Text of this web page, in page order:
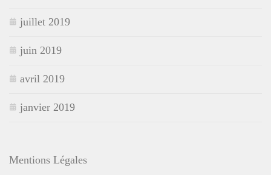
juillet 2019
juin 2019
avril 2019
janvier 2019
Mentions Légales